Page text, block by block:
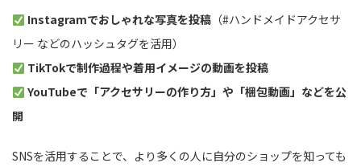
Instagramでおしゃれな写真を投稿（#ハンドメイドアクセサ
リー などのハッシュタグを活用）
TikTokで制作過程や着用イメージの動画を投稿
YouTubeで「アクセサリーの作り方」や「梱包動画」などを公
開
SNSを活用することで、より多くの人に自分のショップを知っても